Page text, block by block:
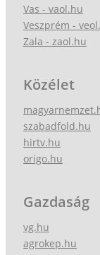
Vas - vaol.hu
Veszprém -
Zala - zaol.hu
Közélet
szabadfold.hu
hirtv.hu
origo.hu
Gazdaság
vg.hu
agrokep.hu